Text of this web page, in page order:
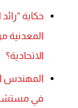
حكاية
المعدنية
الاتحادية؟
المهندس